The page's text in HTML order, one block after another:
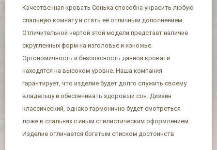
Качественная кровать Сонька способна украсить любую
спальную комнату и стать её отличным дополнением.
Отличительной чертой этой модели предстает наличие
скругленных форм на изголовье и изножье.
Эргономичность и безопасность данной кровати
находятся на высоком уровне. Наша компания
гарантирует, что изделие будет долго служить своему
владельцу и обеспечивать здоровый сон. Дизайн
классический, однако гармонично будет смотреться
ложе в спальнях с иным стилистическим оформлением.
Изделие отличается богатым списком достоинств